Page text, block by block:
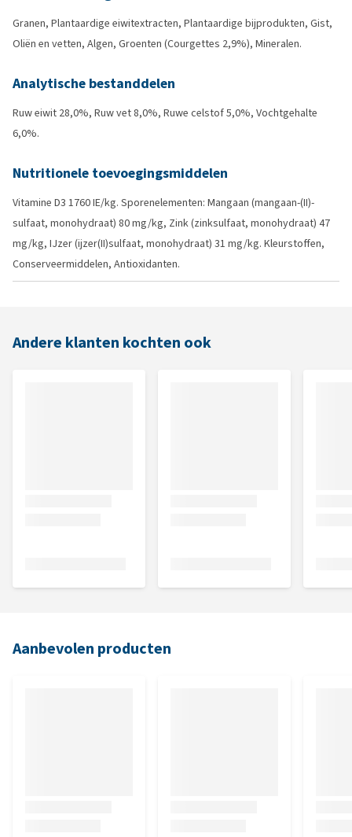
Granen, Plantaardige eiwitextracten, Plantaardige bijprodukten, Gist,
Oliën en vetten, Algen, Groenten (Courgettes 2,9%), Mineralen.
Analytische bestanddelen
Ruw eiwit 28,0%, Ruw vet 8,0%, Ruwe celstof 5,0%, Vochtgehalte
6,0%.
Nutritionele toevoegingsmiddelen
Vitamine D3 1760 IE/kg. Sporenelementen: Mangaan (mangaan-(II)-
sulfaat, monohydraat) 80 mg/kg, Zink (zinksulfaat, monohydraat) 47
mg/kg, IJzer (ijzer(II)sulfaat, monohydraat) 31 mg/kg. Kleurstoffen,
Conserveermiddelen, Antioxidanten.
Andere klanten kochten ook
Aanbevolen producten